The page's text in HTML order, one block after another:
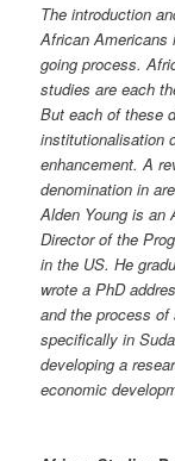
The introduction
African Americans
going process.
studies are each
But each of these
institutionalisation
enhancement. A
denomination in
Alden Young is an
Director of the
in the US. He
wrote a PhD
and the process
specifically in
developing a
economic